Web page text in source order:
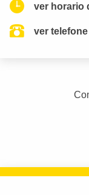
ver horario
ver telefone